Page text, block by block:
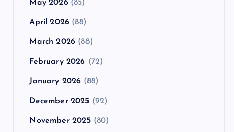
May 2026(85)
April 2026 (88)
March 2026 (88)
February 2026 (72)
January 2026 (88)
December 2025 (92)
November 2025 (80)